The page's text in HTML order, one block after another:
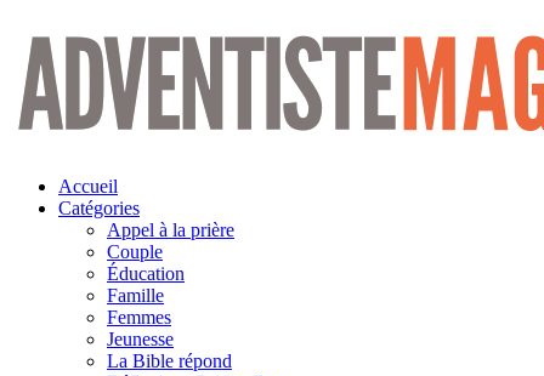
Aller
contenu
Accueil
Catégories
Appel à la prière
Couple
Éducation
Famille
Femmes
Jeunesse
La Bible répond